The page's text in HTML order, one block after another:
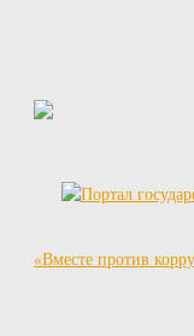
«Вместе против